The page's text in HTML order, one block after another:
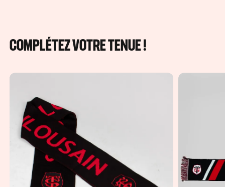
COMPLÉTEZ VOTRE TENUE !